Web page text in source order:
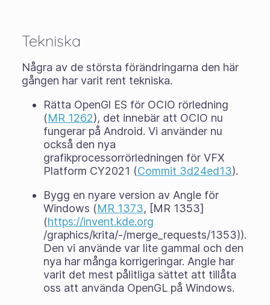
Tekniska
Några av de största förändringarna den här
gången har varit rent tekniska.
Rätta OpenGl ES för OCIO rörledning
(MR 1262), det innebär att OCIO nu
fungerar på Android. Vi använder nu
också den nya
grafikprocessorrörledningen för VFX
Platform CY2021 (Commit 3d24ed13).
Bygg en nyare version av Angle för
Windows (MR 1373, [MR 1353]
(https://invent.kde.org
/graphics/krita/-/merge_requests/1353)).
Den vi använde var lite gammal och den
nya har många korrigeringar. Angle har
varit det mest pålitliga sättet att tillåta
oss att använda OpenGL på Windows.